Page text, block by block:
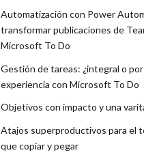
Automatización con Power
transformar publicaciones de
Microsoft To Do
Gestión de tareas: ¿integral o
experiencia con Microsoft To Do
Objetivos con impacto y una
Atajos superproductivos para el
que copiar y pegar